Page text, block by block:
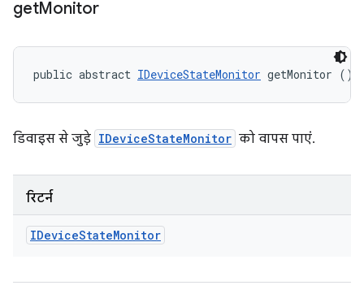
getMonitor
public abstract IDeviceStateMonitor getMonitor ()
डिवाइस से जुड़े IDeviceStateMonitor को वापस पाएं.
रिटर्न
IDeviceStateMonitor